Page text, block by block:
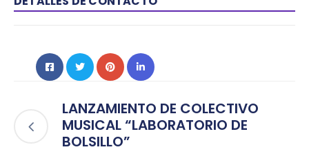
LANZAMIENTO DE COLECTIVO
MUSICAL “LABORATORIO DE
BOLSILLO”